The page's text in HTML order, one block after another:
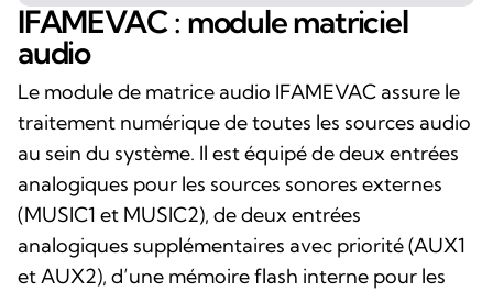
IFAMEVAC : module matriciel
audio
Le module de matrice audio IFAMEVAC assure le
traitement numérique de toutes les sources audio
au sein du système. Il est équipé de deux entrées
analogiques pour les sources sonores externes
(MUSIC1 et MUSIC2), de deux entrées
analogiques supplémentaires avec priorité (AUX1
et AUX2), d’une mémoire flash interne pour les